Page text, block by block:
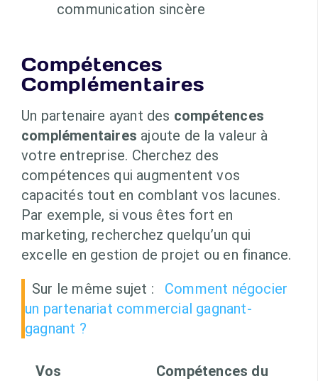
communication sincère
Compétences
Complémentaires
Un partenaire ayant des compétences
complémentaires ajoute de la valeur à
votre entreprise. Cherchez des
compétences qui augmentent vos
capacités tout en comblant vos lacunes.
Par exemple, si vous êtes fort en
marketing, recherchez quelqu’un qui
excelle en gestion de projet ou en finance.
Sur le même sujet :
Comment négocier
un partenariat commercial gagnant-
gagnant ?
Vos
Compétences du